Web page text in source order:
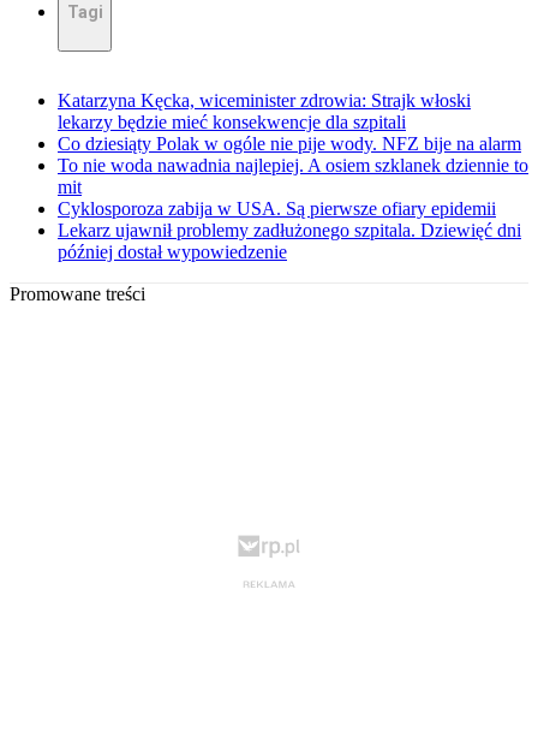
Tagi
Katarzyna Kęcka, wiceminister zdrowia: Strajk włoski
lekarzy będzie mieć konsekwencje dla szpitali
Co dziesiąty Polak w ogóle nie pije wody. NFZ bije na alarm
To nie woda nawadnia najlepiej. A osiem szklanek dziennie to
mit
Cyklosporoza zabija w USA. Są pierwsze ofiary epidemii
Lekarz ujawnił problemy zadłużonego szpitala. Dziewięć dni
później dostał wypowiedzenie
Promowane treści